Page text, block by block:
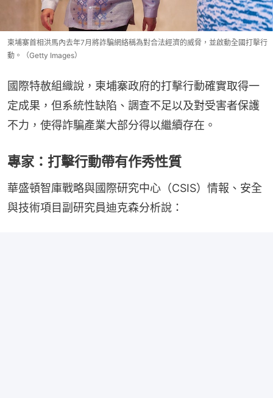
柬埔寨首相洪馬內去年7月將詐騙網絡稱為對合法經濟的威脅，並啟動全國打擊行
動。（Getty Images）
國際特赦組織說，柬埔寨政府的打擊行動確實取得一
定成果，但系統性缺陷、調查不足以及對受害者保護
不力，使得詐騙產業大部分得以繼續存在。
專家：打擊行動帶有作秀性質
華盛頓智庫戰略與國際研究中心（CSIS）情報、安全
與技術項目副研究員迪克森分析說：